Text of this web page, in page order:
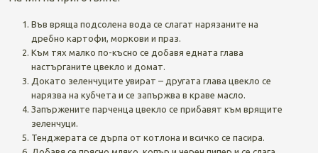
Във вряща подсолена вода се слагат нарязаните на
дребно картофи, моркови и праз.
Към тях малко по-късно се добавя едната глава
настърганите цвекло и домат.
Докато зеленчуците увират – другата глава цвекло се
нарязва на кубчета и се запържва в краве масло.
Запържените парченца цвекло се прибавят към врящите
зеленчуци.
Тенджерата се дърпа от котлона и всичко се пасира.